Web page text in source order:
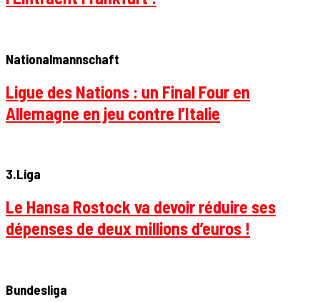
Nationalmannschaft
Ligue des Nations : un Final Four en
Allemagne en jeu contre l’Italie
3.Liga
Le Hansa Rostock va devoir réduire ses
dépenses de deux millions d’euros !
Bundesliga